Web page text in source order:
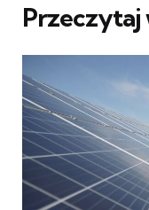
Przeczytaj